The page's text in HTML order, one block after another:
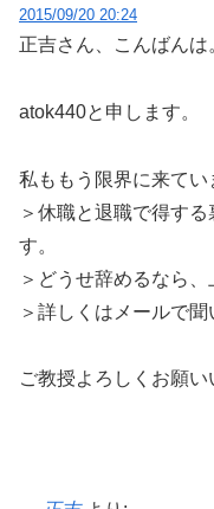
2015/09/20 20:24
正吉さん、こんばんは
atok440と申します。
私ももう限界に来てい
＞休職と退職で得す
す。
＞どうせ辞めるなら、
＞詳しくはメールで
ご教授よろしくお願い